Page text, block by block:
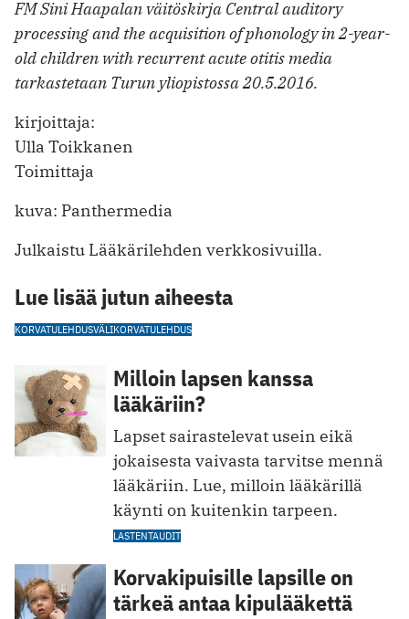
FM Sini Haapalan väitöskirja Central auditory
processing and the acquisition of phonology in 2-year-
old children with recurrent acute otitis media
tarkastetaan Turun yliopistossa 20.5.2016.
kirjoittaja:
Ulla Toikkanen
Toimittaja
kuva: Panthermedia
Julkaistu Lääkärilehden verkkosivuilla.
Lue lisää jutun aiheesta
KORVATULEHDUSVÄLIKORVATULEHDUS
Milloin lapsen kanssa
lääkäriin?
Lapset sairastelevat usein eikä
jokaisesta vaivasta tarvitse mennä
lääkäriin. Lue, milloin lääkärillä
käynti on kuitenkin tarpeen.
LASTENTAUDIT
Korvakipuisille lapsille on
tärkeä antaa kipulääkettä